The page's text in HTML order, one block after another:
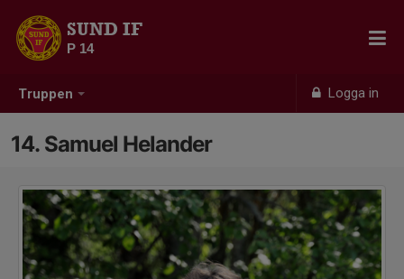
Truppen Logga in
SUND IF
P 14
14. Samuel Helander